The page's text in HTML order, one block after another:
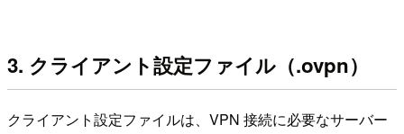
3. クライアント設定ファイル（.ovpn）
クライアント設定ファイルは、VPN 接続に必要なサーバー